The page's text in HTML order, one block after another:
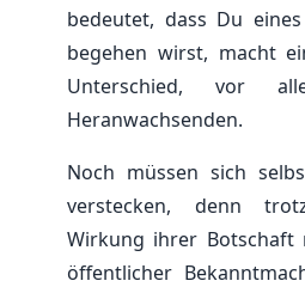
bedeutet, dass Du
begehen wirst, macht
Unterschied, vor
Heranwachsenden.
Noch müssen sich
verstecken, denn
Wirkung ihrer Botschaft
öffentlicher